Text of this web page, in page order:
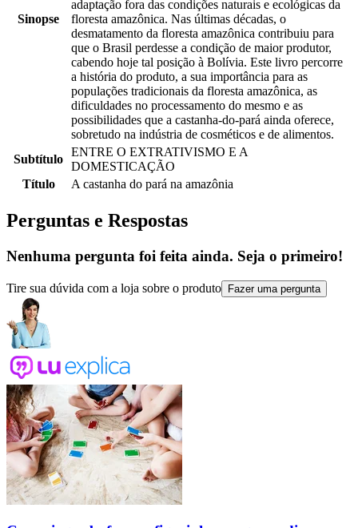
Sinopse
adaptação fora das condições naturais e ecológicas da
floresta amazônica. Nas últimas décadas, o
desmatamento da floresta amazônica contribuiu para
que o Brasil perdesse a condição de maior produtor,
cabendo hoje tal posição à Bolívia. Este livro percorre
a história do produto, a sua importância para as
populações tradicionais da floresta amazônica, as
dificuldades no processamento do mesmo e as
possibilidades que a castanha-do-pará ainda oferece,
sobretudo na indústria de cosméticos e de alimentos.
Subtítulo
ENTRE O EXTRATIVISMO E A
DOMESTICAÇÃO
Título
A castanha do pará na amazônia
Perguntas e Respostas
Nenhuma pergunta foi feita ainda. Seja o primeiro!
Tire sua dúvida com a loja sobre o produto Fazer uma pergunta